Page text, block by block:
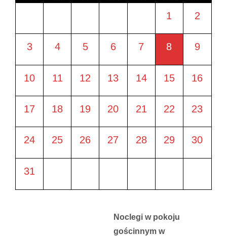
1 2
3 4 5 6 7 8 9
10 11 12 13 14 15 16
17 18 19 20 21 22 23
24 25 26 27 28 29 30
31
Noclegi w pokoju
gościnnym w